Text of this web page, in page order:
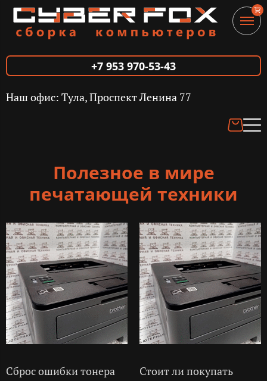
+7 953 970-53-43
Наш офис: Тула, Проспект Ленина 77
Полезное в мире
печатающей техники
Сброс ошибки тонера
Стоит ли покупать